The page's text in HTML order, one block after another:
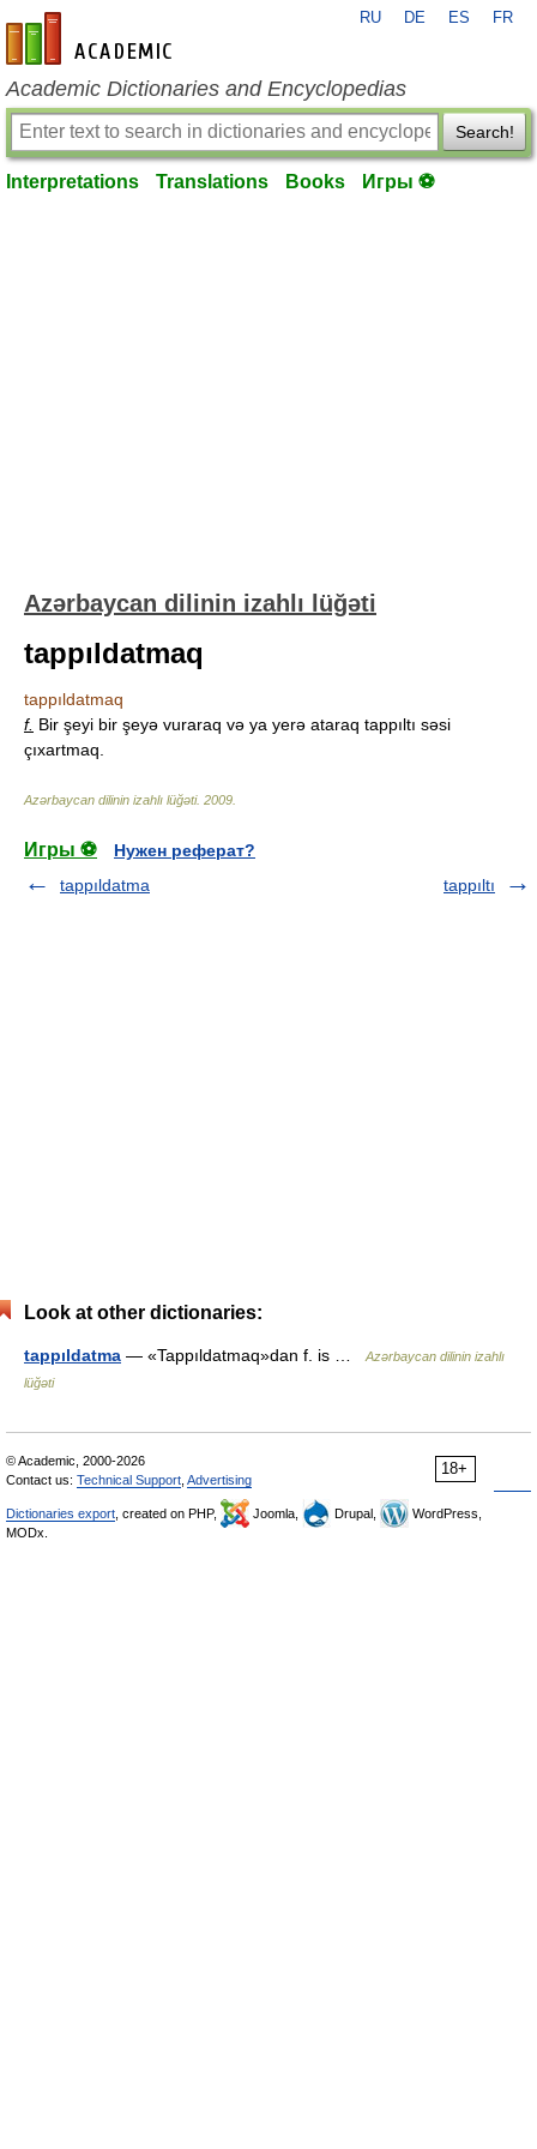
en-academic.com
RU DE ES FR
Academic Dictionaries and Encyclopedias
Search!
Interpretations Translations Books Игры ⚽
Azərbaycan dilinin izahlı lüğəti
tappıldatmaq
tappıldatmaq
f. Bir şeyi bir şeyə vuraraq və ya yerə ataraq tappıltı səsi
çıxartmaq.
Azərbaycan dilinin izahlı lüğəti. 2009
Игры ⚽
Нужен реферат?
tappıldatma
tappıltı
Look at other dictionaries:
tappıldatma — «Tappıldatmaq»dan f. is …
Azərbaycan dilinin izahlı
lüğəti
18+
© Academic, 2000-2026
Contact us: Technical Support Advertising
Dictionaries export , created on PHP, Joomla, Drupal,
WordPress,
MODx.